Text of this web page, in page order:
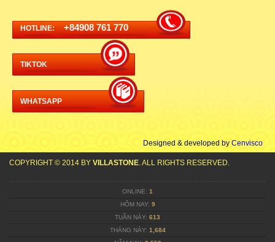
HOTLINE:+84908 761 770
TIKTOK
WHATSAPP
Designed & developed by Cenvisco
COPYRIGHT © 2014 BY VILLASTONE. ALL RIGHTS RESERVED.
ONLINE: 1
HÔM NAY: 9
TUẦN NÀY: 613
THÁNG NÀY: 1,684